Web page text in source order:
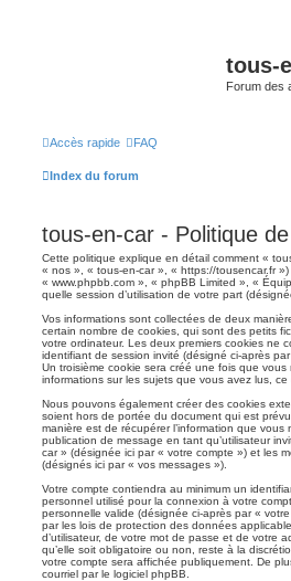
tous-
Forum des
Accès rapide FAQ
Index du forum
tous-en-car - Politique
Cette politique explique en détail comment «
« nos », « tous-en-car », « https://tousencar.fr
« www.phpbb.com », « phpBB Limited », «
quelle session d’utilisation de votre part
Vos informations sont collectées de deux
certain nombre de cookies, qui sont des petits
votre ordinateur. Les deux premiers cookies ne
identifiant de session invité (désigné ci-après
Un troisième cookie sera créé une fois que
informations sur les sujets que vous avez lus,
Nous pouvons également créer des cookies
soient hors de portée du document qui est
manière est de récupérer l’information que
publication de message en tant qu’utilisateur
car » (désignée ici par « votre compte ») et les
(désignés ici par « vos messages »).
Votre compte contiendra au minimum un
personnel utilisé pour la connexion à votre
personnelle valide (désignée ci-après par «
par les lois de protection des données
d’utilisateur, de votre mot de passe et de votre
qu’elle soit obligatoire ou non, reste à la
votre compte sera affichée publiquement. De
courriel par le logiciel phpBB.